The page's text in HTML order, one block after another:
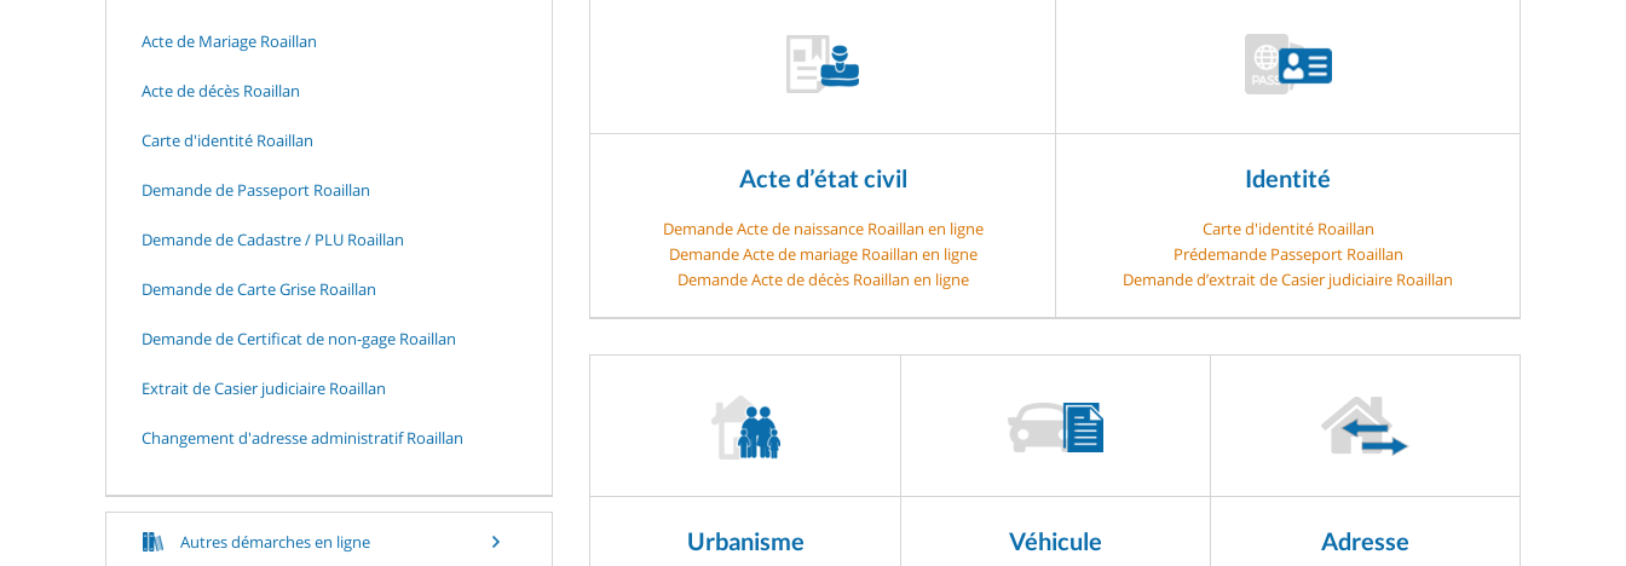
Acte de Mariage Roaillan
Acte de décès Roaillan
Carte d'identité Roaillan
Demande de Passeport Roaillan
Demande de Cadastre / PLU Roaillan
Demande de Carte Grise Roaillan
Demande de Certificat de non-gage Roaillan
Extrait de Casier judiciaire Roaillan
Changement d'adresse administratif Roaillan
Autres démarches en ligne
Acte d’état civil
Demande Acte de naissance Roaillan en ligne
Demande Acte de mariage Roaillan en ligne
Demande Acte de décès Roaillan en ligne
Identité
Carte d'identité Roaillan
Prédemande Passeport Roaillan
Demande d’extrait de Casier judiciaire Roaillan
Urbanisme Véhicule Adresse